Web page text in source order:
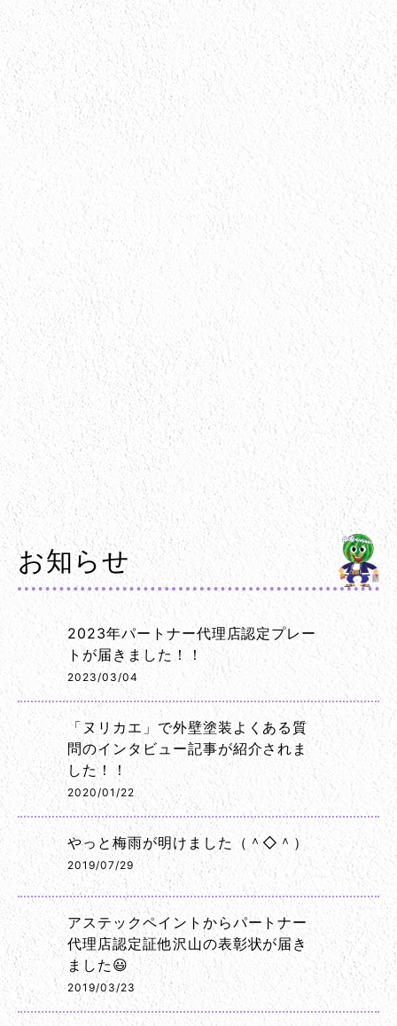
お知らせ
2023年パートナー代理店認定プレー
トが届きました！！
2023/03/04
「ヌリカエ」で外壁塗装よくある質
問のインタビュー記事が紹介されま
した！！
2020/01/22
やっと梅雨が明けました（＾◇＾）
2019/07/29
アステックペイントからパートナー
代理店認定証他沢山の表彰状が届き
ました😃
2019/03/23